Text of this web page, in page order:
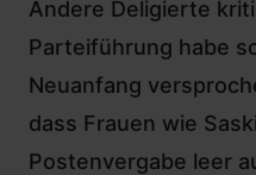
Andere Deligierte
Parteiführung habe
Neuanfang
dass Frauen wie
Postenvergabe leer